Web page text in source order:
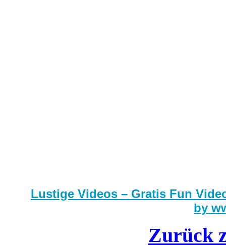
Lustige Videos – Gratis Fun
by
Zurück